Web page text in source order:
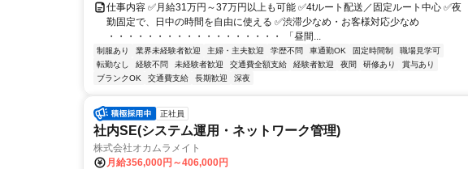
仕事内容 ✅月給31万円～37万円以上も可能 ✅4tルート配送／固定ルート中心 ✅夜
勤固定で、日中の時間を自由に使える ✅渋滞少なめ・お客様対応少なめ
・・・・・・・・・・・・・・・・・・ 「昼間...
制服あり 業界未経験者歓迎 主婦・主夫歓迎 学歴不問 車通勤OK 固定時間制
職場見学可
転勤なし
経験不問 未経験者歓迎 交通費全額支給 経験者歓迎 夜間 研修あり
賞与あり
ブランクOK
交通費支給 長期歓迎 深夜
正社員
社内SE(システム運用・ネットワーク管理)
株式会社オカムラメイト
月給356,000円～406,000円